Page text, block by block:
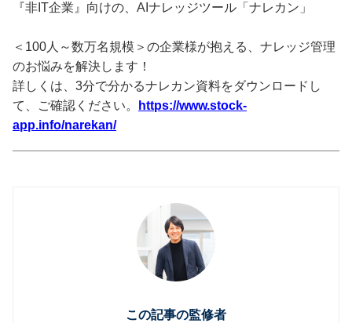
『非IT企業』向けの、AIナレッジツール「ナレカン」
＜100人～数万名規模＞の企業様が抱える、ナレッジ管理
のお悩みを解決します！
詳しくは、3分で分かるナレカン資料をダウンロードし
て、ご確認ください。
https://www.stock-
app.info/narekan/
この記事の監修者